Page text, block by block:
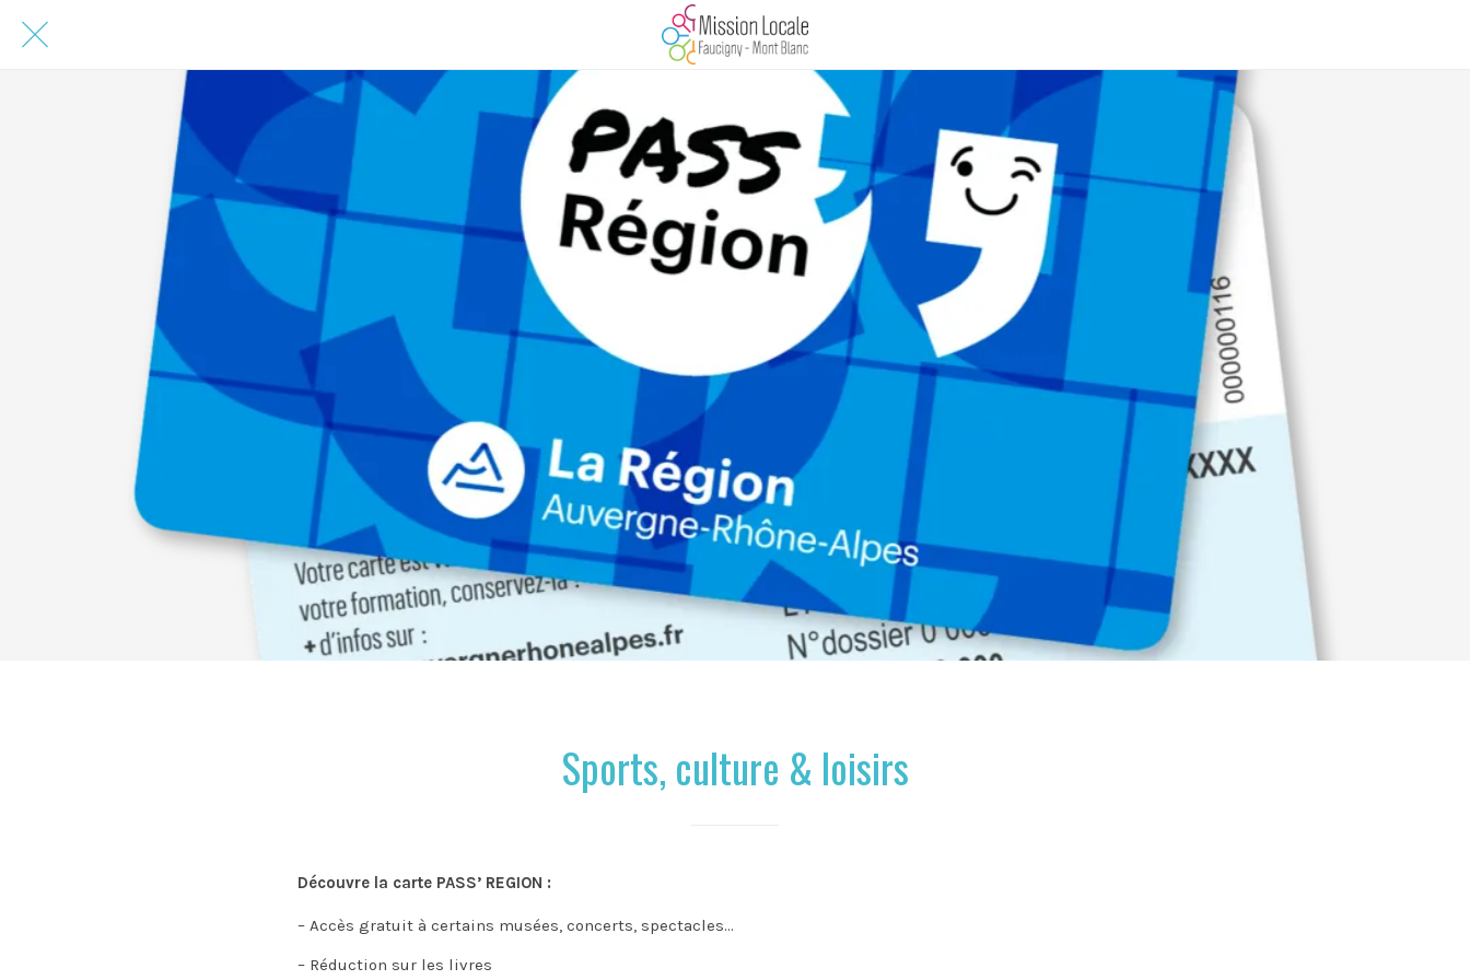
Sports, culture & loisirs
Découvre la carte PASS’ REGION :
– Accès gratuit à certains musées, concerts, spectacles…
– Réduction sur les livres